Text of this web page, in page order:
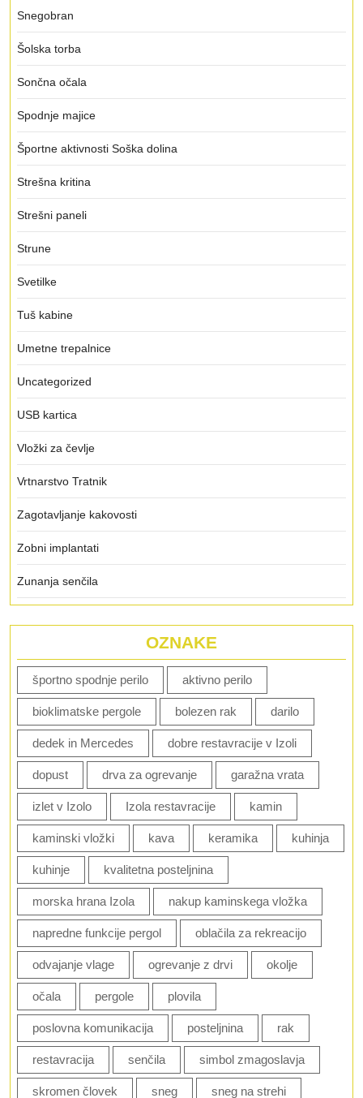
Snegobran
Šolska torba
Sončna očala
Spodnje majice
Športne aktivnosti Soška dolina
Strešna kritina
Strešni paneli
Strune
Svetilke
Tuš kabine
Umetne trepalnice
Uncategorized
USB kartica
Vložki za čevlje
Vrtnarstvo Tratnik
Zagotavljanje kakovosti
Zobni implantati
Zunanja senčila
OZNAKE
športno spodnje perilo aktivno perilo
bioklimatske pergole bolezen rak darilo
dedek in Mercedes dobre restavracije v Izoli
dopust drva za ogrevanje garažna vrata
izlet v Izolo Izola restavracije kamin
kaminski vložki kava keramika kuhinja
kuhinje kvalitetna posteljnina
morska hrana Izola nakup kaminskega vložka
napredne funkcije pergol oblačila za rekreacijo
odvajanje vlage ogrevanje z drvi okolje
očala pergole plovila
poslovna komunikacija posteljnina rak
restavracija senčila simbol zmagoslavja
skromen človek sneg sneg na strehi